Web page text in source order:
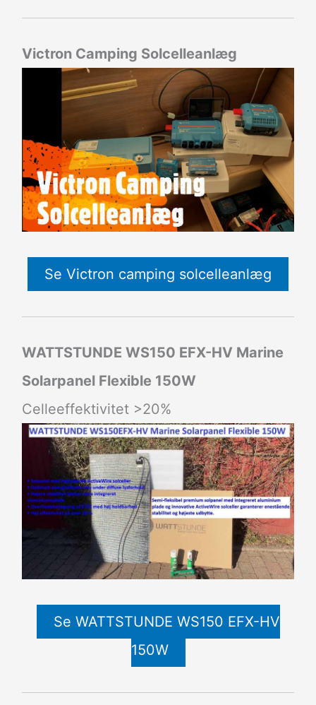
Victron Camping Solcelleanlæg
Se Victron camping solcelleanlæg
WATTSTUNDE WS150 EFX-HV Marine
Solarpanel Flexible 150W
Celleeffektivitet >20%
Se WATTSTUNDE WS150 EFX-HV
150W